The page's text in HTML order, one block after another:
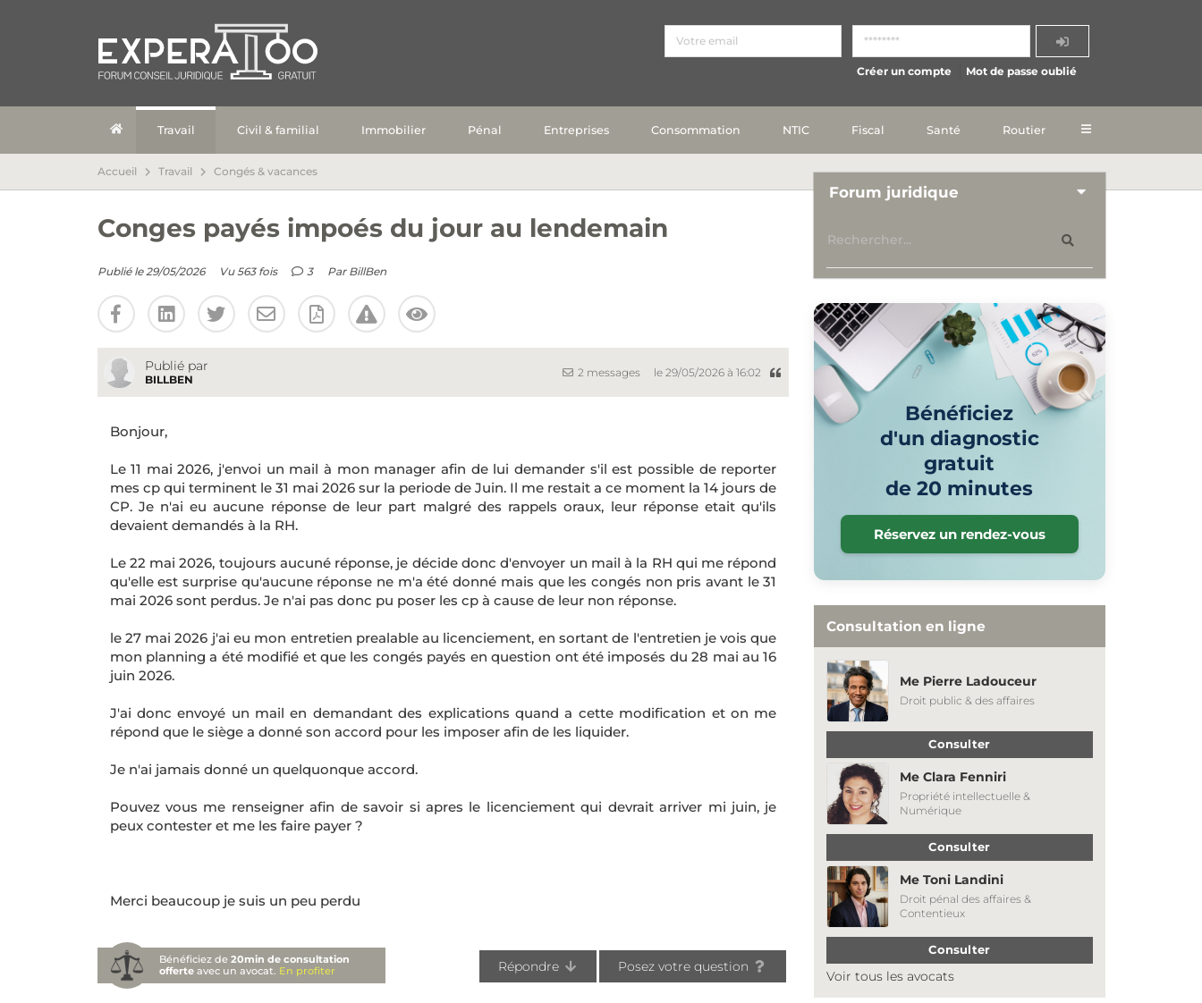
Créer un compte Mot de passe oublié
Travail Civil & familial Immobilier Pénal Entreprises Consommation NTIC Fiscal Santé Routier
Accueil Travail Congés & vacances
Conges payés impoés du jour au lendemain
Publié le 29/05/2026 Vu 563 fois 3 Par BillBen
Publié par
BILLBEN
2 messages le 29/05/2026 à 16:02
Bonjour,
Le 11 mai 2026, j'envoi un mail à mon manager afin de lui demander s'il est possible de reporter
mes cp qui terminent le 31 mai 2026 sur la periode de Juin. Il me restait a ce moment la 14 jours de
CP. Je n'ai eu aucune réponse de leur part malgré des rappels oraux, leur réponse etait qu'ils
devaient demandés à la RH.
Le 22 mai 2026, toujours aucuné réponse, je décide donc d'envoyer un mail à la RH qui me répond
qu'elle est surprise qu'aucune réponse ne m'a été donné mais que les congés non pris avant le 31
mai 2026 sont perdus. Je n'ai pas donc pu poser les cp à cause de leur non réponse.
le 27 mai 2026 j'ai eu mon entretien prealable au licenciement, en sortant de l'entretien je vois que
mon planning a été modifié et que les congés payés en question ont été imposés du 28 mai au 16
juin 2026.
J'ai donc envoyé un mail en demandant des explications quand a cette modification et on me
répond que le siège a donné son accord pour les imposer afin de les liquider.
Je n'ai jamais donné un quelquonque accord.
Pouvez vous me renseigner afin de savoir si apres le licenciement qui devrait arriver mi juin, je
peux contester et me les faire payer ?
Merci beaucoup je suis un peu perdu
Bénéficiez de20min de consultation
offerte avec un avocat. En profiter Répondre Posez votre question
Forum juridique
Bénéficiez
d'un diagnostic
gratuit
de 20 minutes
Réservez un rendez-vous
Consultation en ligne
Me Pierre Ladouceur
Droit public & des affaires
Consulter
Me Clara Fenniri
Propriété intellectuelle &
Numérique
Consulter
Me Toni Landini
Droit pénal des affaires &
Contentieux
Consulter
Voir tous les avocats